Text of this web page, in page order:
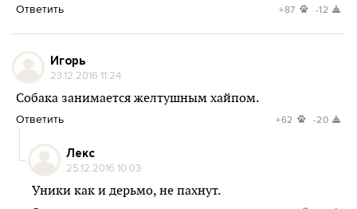
Ответить +87 -12
Игорь
23.12.2016 11:24
Собака занимается желтушным хайпом.
Ответить +62 -20
Лекс
25.12.2016 10:03
Уники как и дерьмо, не пахнут.